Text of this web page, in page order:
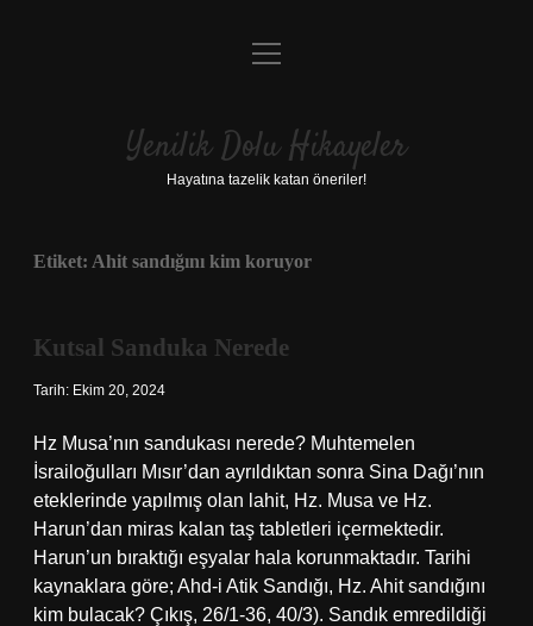
Anasayfa
Yasal Uyarı
menüyü
Yenilik Dolu Hikayeler
Hayatına tazelik katan öneriler!
Etiket: Ahit sandığını kim koruyor
Kutsal Sanduka Nerede
Tarih: Ekim 20, 2024
Hz Musa’nın sandukası nerede? Muhtemelen
İsrailoğulları Mısır’dan ayrıldıktan sonra Sina Dağı’nın
eteklerinde yapılmış olan lahit, Hz. Musa ve Hz.
Harun’dan miras kalan taş tabletleri içermektedir.
Harun’un bıraktığı eşyalar hala korunmaktadır. Tarihi
kaynaklara göre; Ahd-i Atik Sandığı, Hz. Ahit sandığını
kim bulacak? Çıkış, 26/1-36, 40/3). Sandık emredildiği